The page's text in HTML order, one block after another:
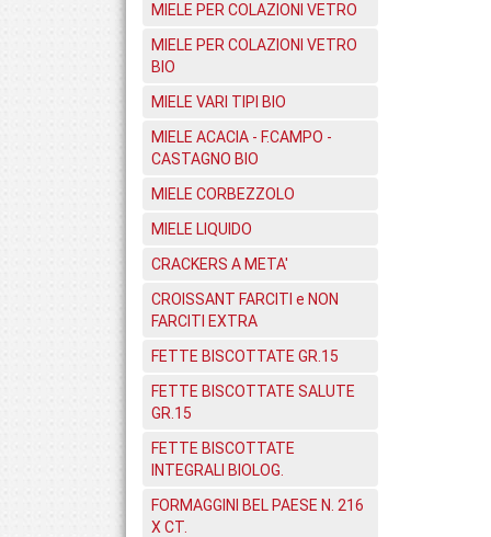
MIELE PER COLAZIONI VETRO
MIELE PER COLAZIONI VETRO
BIO
MIELE VARI TIPI BIO
MIELE ACACIA - F.CAMPO -
CASTAGNO BIO
MIELE CORBEZZOLO
MIELE LIQUIDO
CRACKERS A META'
CROISSANT FARCITI e NON
FARCITI EXTRA
FETTE BISCOTTATE GR.15
FETTE BISCOTTATE SALUTE
GR.15
FETTE BISCOTTATE
INTEGRALI BIOLOG.
FORMAGGINI BEL PAESE N. 216
X CT.